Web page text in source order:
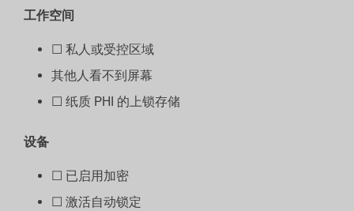
工作空间
☐ 私人或受控区域
其他人看不到屏幕
☐ 纸质 PHI 的上锁存储
设备
☐ 已启用加密
☐ 激活自动锁定